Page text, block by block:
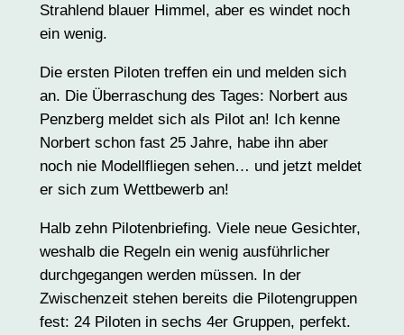
Strahlend blauer Himmel, aber es windet noch
ein wenig.
Die ersten Piloten treffen ein und melden sich
an. Die Überraschung des Tages: Norbert aus
Penzberg meldet sich als Pilot an! Ich kenne
Norbert schon fast 25 Jahre, habe ihn aber
noch nie Modellfliegen sehen… und jetzt meldet
er sich zum Wettbewerb an!
Halb zehn Pilotenbriefing. Viele neue Gesichter,
weshalb die Regeln ein wenig ausführlicher
durchgegangen werden müssen. In der
Zwischenzeit stehen bereits die Pilotengruppen
fest: 24 Piloten in sechs 4er Gruppen, perfekt.